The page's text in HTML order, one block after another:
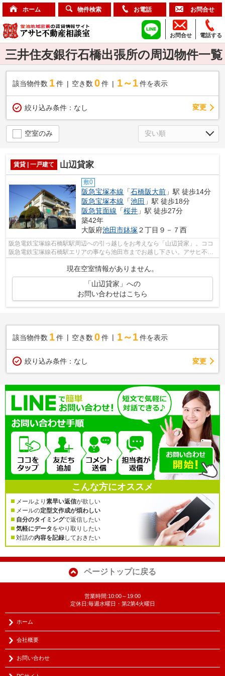
ホーム 物件検索 お電話 お問合せ
電話する
お問合せ
三井住友銀行石橋出張所の周辺物件一覧
該当物件数 1件 空き数 0 件 1～1 件を表示
絞り込み条件： なし 変更
空室のみ
賃貸 | 一戸建て 山辺貸家
敷0
阪急宝塚本線 「石橋阪大前 」駅 徒歩14分
阪急宝塚本線 「池田 」駅 徒歩18分
阪急箕面線 「桜井 」駅 徒歩27分
築42年
大阪府池田市鉢塚 ２丁目９－７西
阪急電鉄宝塚線石橋駅駅周辺への引っ越しをお考えなら「山辺貸家」。ココ
阪急電鉄宝塚線石橋駅エリアの事なら池田市までお越し下さい。アサヒ不動
現在空室情報がありません。
「山辺貸家」への
お問い合わせはこちら
該当物件数 1件 空き数 0 件 1～1 件を表示
絞り込み条件： なし 変更
こんな方にオススメ
メールより 素早い返信が欲しい
メールの定型文作成が煩わしい
自分のタイミングで返信したい
気軽にデータをやり取りしたい
対話の内容を記録しておきたい
ページトップに戻る
営業時間:10:00～19:00
定休日:毎週水曜日・第2第4火曜日
ホーム
会社概要
お問い合わせ